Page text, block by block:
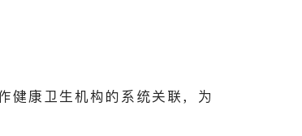
健康卫生机构的系统关联，为